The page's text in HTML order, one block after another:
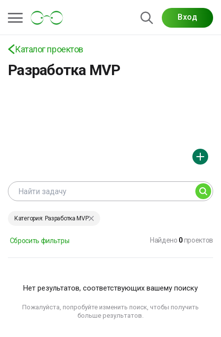
Вход
Каталог проектов
Разработка MVP
Проекты по разработке MVP: стартапы, SaaS-
сервисы, web- и mobile-продукты, full-stack
Категория: Разработка MVP
Сбросить фильтры Найдено 0проектов
Нет результатов, соответствующих вашему поиску
Пожалуйста, попробуйте изменить поиск, чтобы получить
больше результатов.